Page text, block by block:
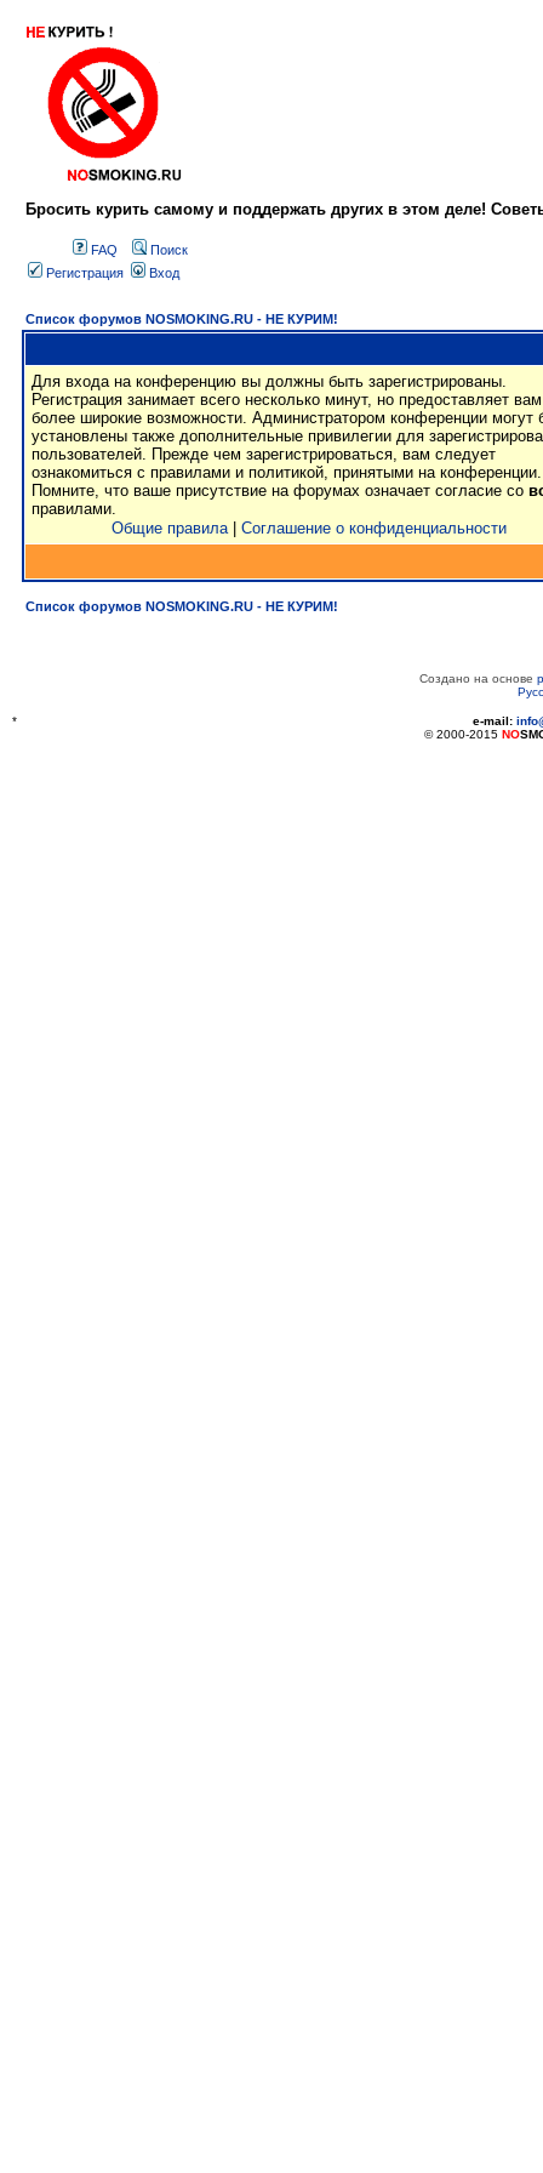
Бросить курить самому и поддержать других в этом деле!
FAQ
Поиск
Регистрация
Вход
Список форумов NOSMOKING.RU - НЕ КУРИМ!
Для входа на конференцию вы должны быть зарегистрированы.
Регистрация занимает всего несколько минут, но предоставляет вам
более широкие возможности. Администратором конференции могут
установлены также дополнительные привилегии для
пользователей. Прежде чем зарегистрироваться, вам следует
ознакомиться с правилами и политикой, принятыми на конференции.
Помните, что ваше присутствие на форумах означает согласие со
правилами.
Общие правила| Соглашение о конфиденциальности
Список форумов NOSMOKING.RU - НЕ КУРИМ!
Создано на основе
* e-mail:
© 2000-2015 NO